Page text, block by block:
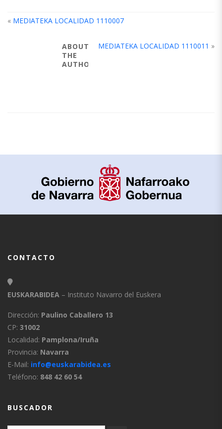
« MEDIATEKA LOCALIDAD 1110007
MEDIATEKA LOCALIDAD 1110011 »
ABOUT
THE
AUTHOR
CONTACTO
EUSKARABIDEA – Instituto Navarro del Euskera
Dirección: Paulino Caballero 13
CP: 31002
Localidad: Pamplona/Iruña
Provincia: Navarra
E-Mail: info@euskarabidea.es
Teléfono: 848 42 60 54
BUSCADOR